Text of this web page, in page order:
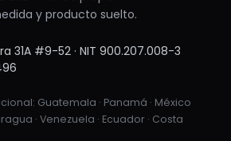
y producto suelto.
31A #9-52 · NIT 900.207.008-3
Guatemala · Panamá · México
· Venezuela · Ecuador · Costa